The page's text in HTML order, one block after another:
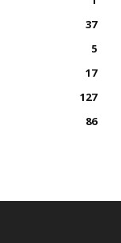
37
5
17
127
86